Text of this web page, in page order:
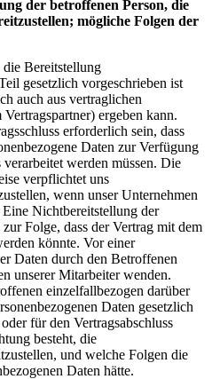
der betroffenen Person, die
mögliche Folgen der
die Bereitstellung
gesetzlich vorgeschrieben ist
auch aus vertraglichen
ergeben kann.
erforderlich sein, dass
Daten zur Verfügung
werden müssen. Die
verpflichtet uns
wenn unser Unternehmen
Nichtbereitstellung der
Folge, dass der Vertrag mit dem
könnte. Vor einer
Daten durch den Betroffenen
unserer Mitarbeiter wenden.
einzelfallbezogen darüber
Daten gesetzlich
für den Vertragsabschluss
besteht, die
und welche Folgen die
Daten hätte.